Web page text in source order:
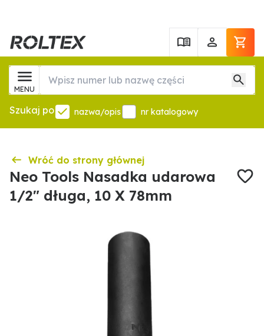
MENU
Szukaj po nazwa/opis nr katalogowy
Wróć do strony głównej
Neo Tools Nasadka udarowa
1/2" długa, 10 X 78mm